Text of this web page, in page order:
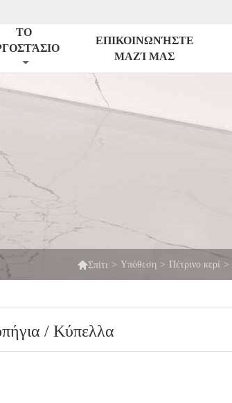
ΤΟ
ΕΠΙΚΟΙΝΩΝΉΣΤΕ
ΜΑΖΊ ΜΑΣ
Σπίτι > Υπόθεση > Πέτρινο κερί >
/ Κύπελλα